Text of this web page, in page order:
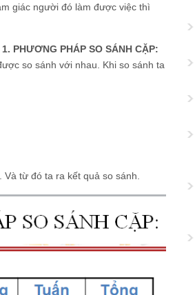
giác người đó làm được việc thì
1. PHƯƠNG PHÁP SO SÁNH CẶP:
so sánh với nhau. Khi so sánh ta
từ đó ta ra kết quả so sánh.